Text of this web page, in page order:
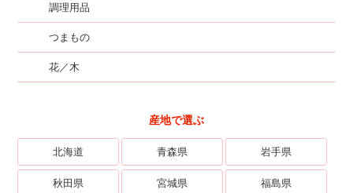
調理用品
つまもの
花／木
産地で選ぶ
北海道 青森県 岩手県
秋田県 宮城県 福島県